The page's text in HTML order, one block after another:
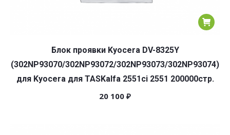
Блок проявки Kyocera DV-8325Y
(302NP93070/302NP93072/302NP93073/302NP93074)
для Kyocera для TASKalfa 2551ci 2551 200000стр.
20 100 ₽